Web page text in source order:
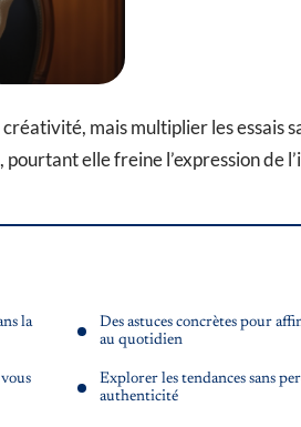
mais multiplier les essais
elle freine l’expression de
la
Des astuces concrètes pour
au quotidien
Explorer les tendances sans
authenticité